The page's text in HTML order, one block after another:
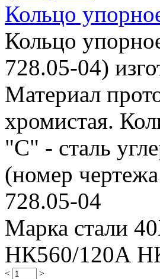
Кольцо
Кольцо
728.05-04)
Материал
хромистая.
"С" - сталь
(номер
728.05-04
Марка стали
НК560/120А
< >